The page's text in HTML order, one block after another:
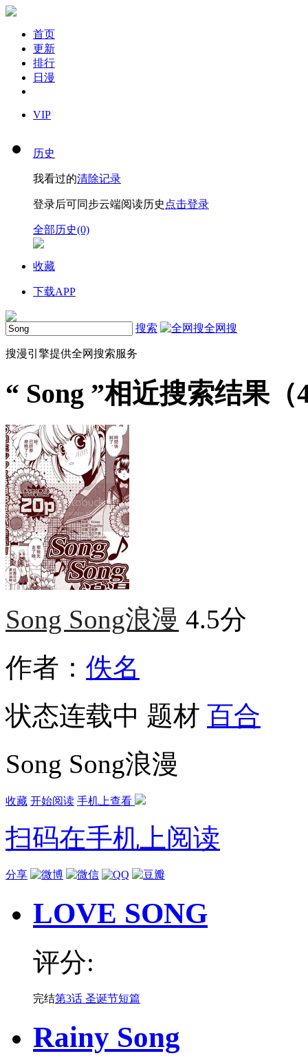
首页
更新
排行
日漫
VIP
历史
我看过的清除记录
登录后可同步云端阅读历史 点击登录
全部历史(0)
收藏
下载APP
搜索 全网搜
搜漫引擎提供全网搜索服务
“ Song ”相近搜索结果（
Song Song浪漫 4.5分
作者： 佚名
状态连载中 题材 百合
Song Song浪漫
收藏 开始阅读 手机上查看
扫码在手机上阅读
分享
LOVE SONG
评分:
完结第3话 圣诞节短篇
Rainy Song